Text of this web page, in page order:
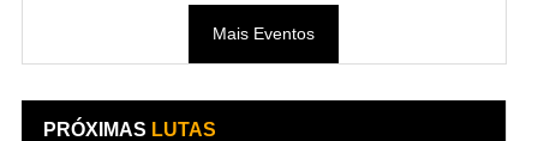
Mais Eventos
PRÓXIMAS LUTAS